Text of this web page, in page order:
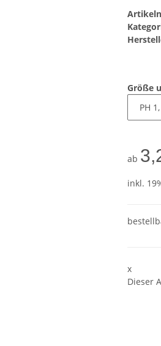
Größe
ab
inkl.
x
Dieser